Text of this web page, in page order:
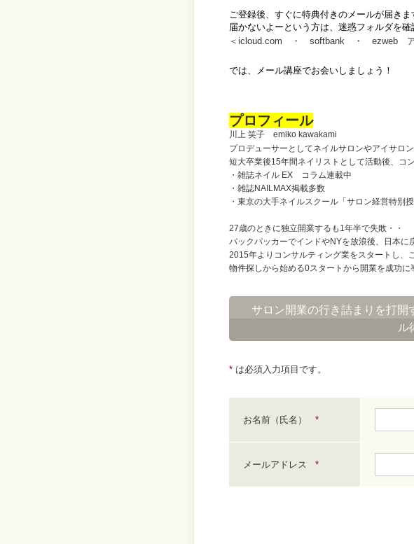
ご登録後、すぐに特典付きのメールが届きま
届かないよーという方は、迷惑フォルダを確
＜icloud.com ・ softbank ・ ezweb ア
では、メール講座でお会いしましょう！
プロフィール
川上 笑子 emiko kawakami
プロデューサーとしてネイルサロンやアイサロ
短大卒業後15年間ネイリストとして活動後、コ
・雑誌ネイル EX コラム連載中
・雑誌NAILMAX掲載多数
・東京の大手ネイルスクール「サロン経営特別
27歳のときに独立開業するも1年半で失敗・・
バックパッカーでインドやNYを放浪後、日本
2015年よりコンサルティング業をスタートし、
物件探しから始める0スタートから開業を成功に
サロン開業の行き詰まりを打
ル
* は必須入力項目です。
お名前（氏名） *
メールアドレス *